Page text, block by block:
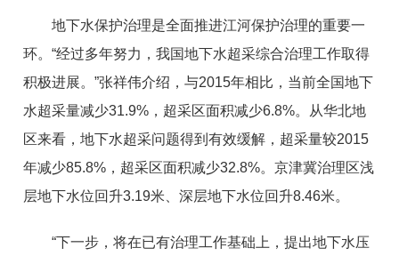
地下水保护治理是全面推进江河保护治理的重要一
环。“经过多年努力，我国地下水超采综合治理工作取得
积极进展。”张祥伟介绍，与2015年相比，当前全国地下
水超采量减少31.9%，超采区面积减少6.8%。从华北地
区来看，地下水超采问题得到有效缓解，超采量较2015
年减少85.8%，超采区面积减少32.8%。京津冀治理区浅
层地下水位回升3.19米、深层地下水位回升8.46米。
“下一步，将在已有治理工作基础上，提出地下水压